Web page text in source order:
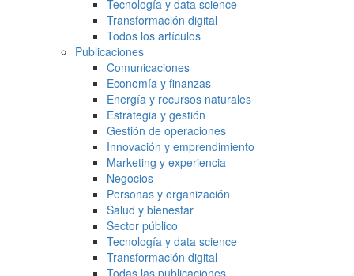
Tecnología y data science
Transformación digital
Todos los artículos
Publicaciones
Comunicaciones
Economía y finanzas
Energía y recursos naturales
Estrategia y gestión
Gestión de operaciones
Innovación y emprendimiento
Marketing y experiencia
Negocios
Personas y organización
Salud y bienestar
Sector público
Tecnología y data science
Transformación digital